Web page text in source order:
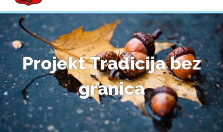
Projekt Tradicija bez
granica